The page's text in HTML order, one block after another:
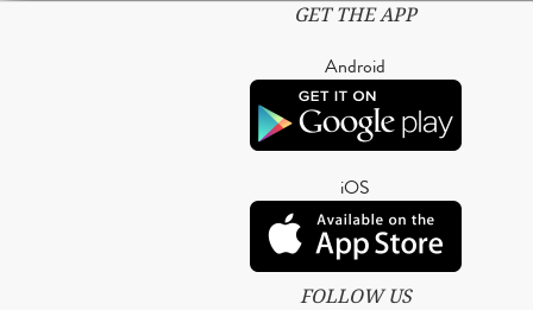
GET THE APP
Android
iOS
FOLLOW US